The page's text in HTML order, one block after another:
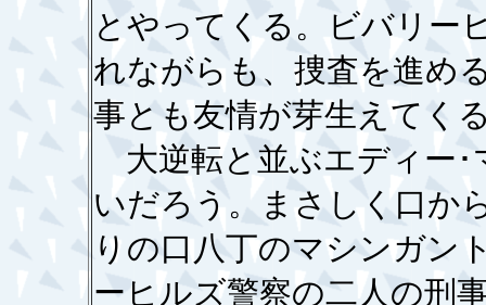
とやってくる。ビバリー
れながらも、捜査を進め
事とも友情が芽生えてく
大逆転と並ぶエディー･
いだろう。まさしく口か
りの口八丁のマシンガン
ーヒルズ警察の二人の刑